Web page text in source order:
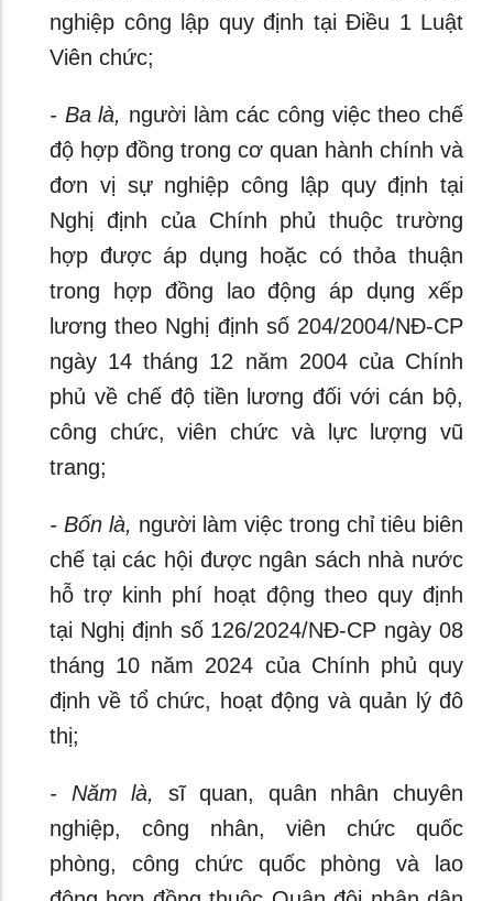
nghiệp công lập quy định tại Điều 1 Luật
Viên chức;
- Ba là, người làm các công việc theo chế
độ hợp đồng trong cơ quan hành chính và
đơn vị sự nghiệp công lập quy định tại
Nghị định của Chính phủ thuộc trường
hợp được áp dụng hoặc có thỏa thuận
trong hợp đồng lao động áp dụng xếp
lương theo Nghị định số 204/2004/NĐ-CP
ngày 14 tháng 12 năm 2004 của Chính
phủ về chế độ tiền lương đối với cán bộ,
công chức, viên chức và lực lượng vũ
trang;
- Bốn là, người làm việc trong chỉ tiêu biên
chế tại các hội được ngân sách nhà nước
hỗ trợ kinh phí hoạt động theo quy định
tại Nghị định số 126/2024/NĐ-CP ngày 08
tháng 10 năm 2024 của Chính phủ quy
định về tổ chức, hoạt động và quản lý đô
thị;
- Năm là, sĩ quan, quân nhân chuyên
nghiệp, công nhân, viên chức quốc
phòng, công chức quốc phòng và lao